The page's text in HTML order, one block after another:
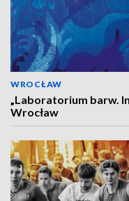
WROCŁAW
„Laboratorium barw.
Wrocław